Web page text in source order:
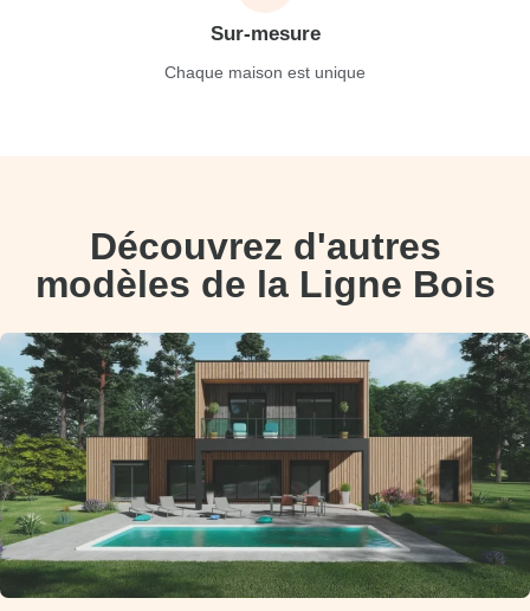
Sur-mesure
Chaque maison est unique
Découvrez d'autres
modèles de la Ligne Bois